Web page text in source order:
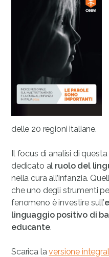
delle 20 regioni italiane.
Il focus di analisi di
dedicato al ruolo del
nella cura all’infanzia.
che uno degli strumenti
fenomeno è investire sull’
linguaggio positivo di
educante.
Scarica laversione